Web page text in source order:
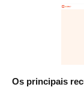
Os principais